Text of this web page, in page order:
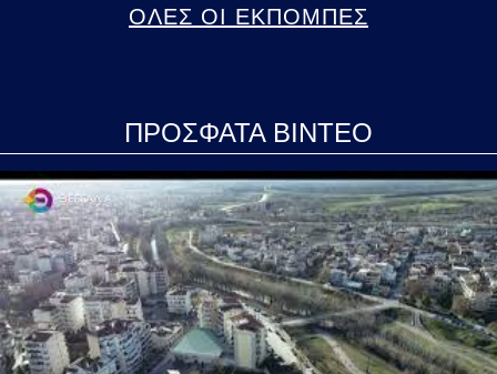
ΟΛΕΣ ΟΙ ΕΚΠΟΜΠΕΣ
ΠΡΟΣΦΑΤΑ ΒΙΝΤΕΟ